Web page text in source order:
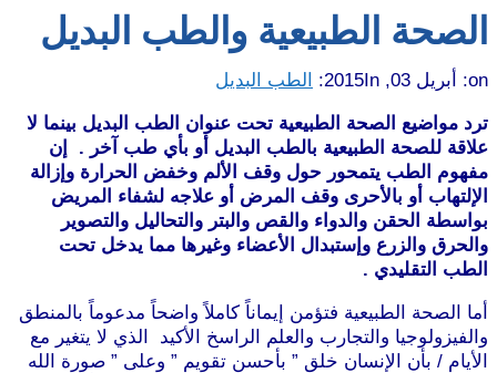
الصحة الطبيعية والطب البديل
on: أبريل 03, 2015 In: الطب البديل
ترد مواضيع الصحة الطبيعية تحت عنوان الطب البديل بينما لا
علاقة للصحة الطبيعية بالطب البديل أو بأي طب آخر . إن
مفهوم الطب يتمحور حول وقف الألم وخفض الحرارة وإزالة
الإلتهاب أو بالأحرى وقف المرض أو علاجه لشفاء المريض
بواسطة الحقن والدواء والقص والبتر والتحاليل والتصوير
والحرق والزرع وإستبدال الأعضاء وغيرها مما يدخل تحت
الطب التقليدي .
أما الصحة الطبيعية فتؤمن إيماناً كاملاً واضحاً مدعوماً بالمنطق
والفيزولوجيا والتجارب والعلم الراسخ الأكيد الذي لا يتغير مع
الأيام / بأن الإنسان خلق ” بأحسن تقويم ” وعلى ” صورة الله